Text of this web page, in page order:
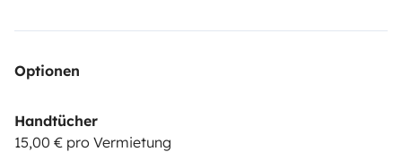
Optionen
Handtücher
15,00 € pro Vermietung